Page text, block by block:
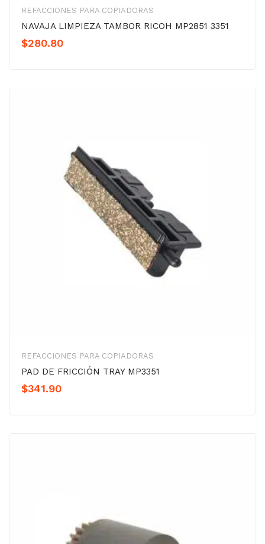
REFACCIONES PARA COPIADORAS
NAVAJA LIMPIEZA TAMBOR RICOH MP2851 3351
$280.80
REFACCIONES PARA COPIADORAS
PAD DE FRICCIÓN TRAY MP3351
$341.90